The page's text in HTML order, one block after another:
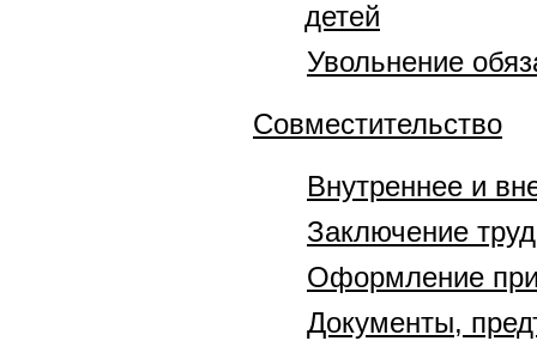
детей
Увольнение
Совместительство
Внутреннее и
Заключение
Оформление
Документы,